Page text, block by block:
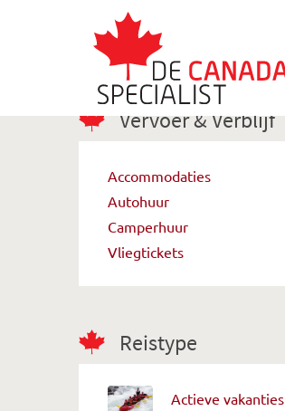
Vervoer & Verblijf
Accommodaties
Autohuur
Camperhuur
Vliegtickets
Reistype
Actieve vakanties